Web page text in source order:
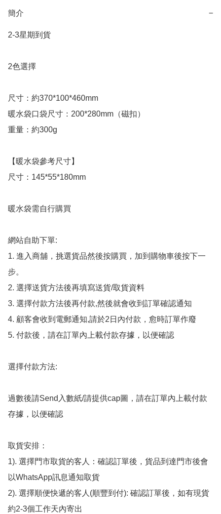
簡介 −
2-3星期到貨
2色選擇
尺寸：約370*100*460mm
暖水袋口袋尺寸：200*280mm（磁扣）
重量：約300g
【暖水袋參考尺寸】
尺寸：145*55*180mm
暖水袋需自行購買
網站自助下單:
1. 進入商舖，挑選貨品然後按購買，加到購物車後按下一
步。
2. 選擇送貨方法後再填寫送貨/取貨資料
3. 選擇付款方法後再付款,然後就會收到訂單確認通知
4. 顧客會收到電郵通知,請於2日內付款，愈時訂單作廢
5. 付款後，請在訂單內上載付款存據，以便確認
選擇付款方法:
過數後請Send入數紙/請提供cap圖，請在訂單內上載付款
存據，以便確認
取貨安排：
1). 選擇門市取貨的客人：確認訂單後，貨品到達門市後會
以WhatsApp訊息通知取貨
2). 選擇順便快遞的客人(順豐到付): 確認訂單後，如有現貨
約2-3個工作天內寄出